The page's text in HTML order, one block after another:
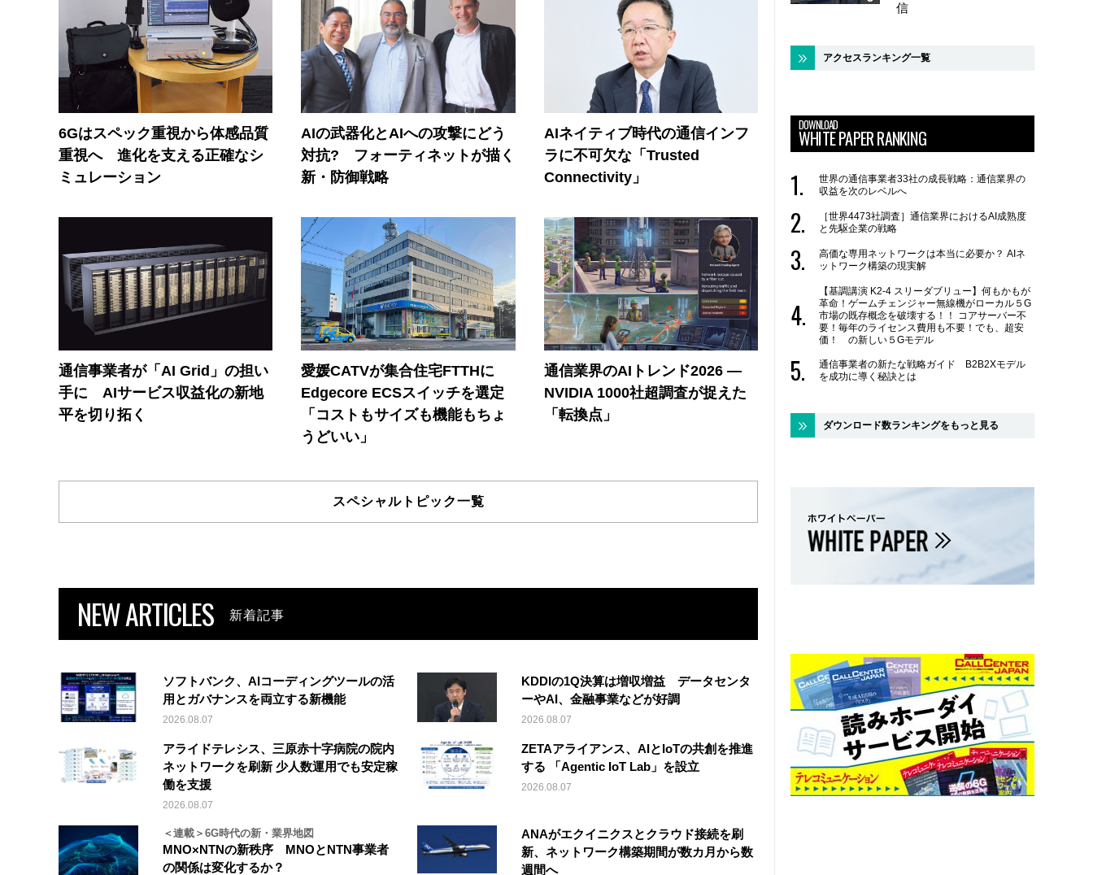
6Gはスペック重視から体感品質
重視へ 進化を支える正確なシ
ミュレーション
AIの武器化とAIへの攻撃にどう
対抗? フォーティネットが描く
新・防御戦略
AIネイティブ時代の通信インフ
ラに不可欠な「Trusted
Connectivity」
通信事業者が「AI Grid」の担い
手に AIサービス収益化の新地
平を切り拓く
愛媛CATVが集合住宅FTTHに
Edgecore ECSスイッチを選定
「コストもサイズも機能もちょ
うどいい」
通信業界のAIトレンド2026 ―
NVIDIA 1000社超調査が捉えた
「転換点」
スペシャルトピック一覧
NEW ARTICLES 新着記事
ソフトバンク、AIコーディングツールの活
用とガバナンスを両立する新機能
2026.08.07
KDDIの1Q決算は増収増益 データセンタ
ーやAI、金融事業などが好調
2026.08.07
アライドテレシス、三原赤十字病院の院内
ネットワークを刷新 少人数運用でも安定稼
働を支援
2026.08.07
ZETAアライアンス、AIとIoTの共創を推進
する 「Agentic IoT Lab」を設立
2026.08.07
＜連載＞6G時代の新・業界地図
MNO×NTNの新秩序 MNOとNTN事業者
の関係は変化するか？
ANAがエクイニクスとクラウド接続を刷
新、ネットワーク構築期間が数カ月から数
週間へ
信
アクセスランキング一覧
DOWNLOAD
WHITE PAPER RANKING
世界の通信事業者33社の成長戦略：通信業界の
収益を次のレベルへ
［世界4473社調査］通信業界におけるAI成熟度
と先駆企業の戦略
高価な専用ネットワークは本当に必要か？ AIネ
ットワーク構築の現実解
【基調講演 K2-4 スリーダブリュー】何もかもが
革命！ゲームチェンジャー無線機がローカル５G
市場の既存概念を破壊する！！ コアサーバー不
要！毎年のライセンス費用も不要！でも、超安
価！ の新しい５Gモデル
通信事業者の新たな戦略ガイド B2B2Xモデル
を成功に導く秘訣とは
ダウンロード数ランキングをもっと見る